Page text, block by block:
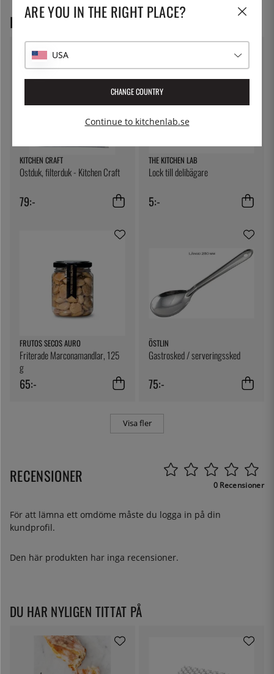
KITCHEN CRAFT
Ostduk, filterduk - Kitchen Craft
79:-
THE KITCHEN LAB
Lock till delibägare
5:-
FRUTOS SECOS AURO
Friterade Marconamandlar, 125
g
65:-
ÖSTLIN
Gastrosked / serveringssked
75:-
Visa fler
REKOMMENDERADE PRODUKTER
RECENSIONER 0 Recensioner
För att lämna ett omdöme måste du logga in på din
kundprofil.
Den här produkten har inga recensioner.
DU HAR NYLIGEN TITTAT PÅ
ARE YOU IN THE RIGHT PLACE?
USA
CHANGE COUNTRY
Continue to kitchenlab.se